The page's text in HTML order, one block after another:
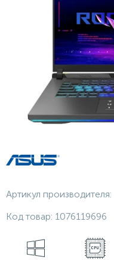
Артикул производителя:
Код товар: 1076119696